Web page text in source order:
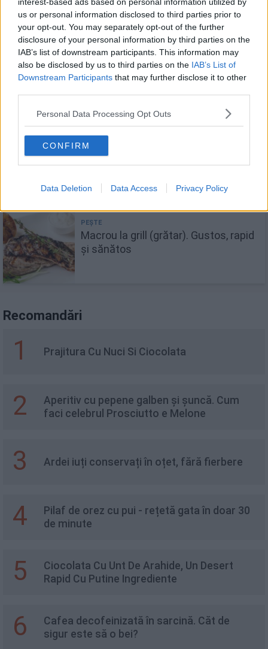
us or personal information disclosed to third parties prior to
your opt-out. You may separately opt-out of the further
disclosure of your personal information by third parties on the
IAB’s list of downstream participants. This information may
also be disclosed by us to third parties on the IAB’s List of
Downstream Participants that may further disclose it to other
Personal Data Processing Opt Outs
CONFIRM
Data Deletion Data Access Privacy Policy
Macrou la grătar cu sos de usturoi
Macrou în folie la cuptor cu garnitură
de legume
Macrou la grill (grătar). Gustos, rapid
și sănătos
Recomandări
1 Prajitura Cu Nuci Si Ciocolata
2
Aperitiv cu pepene galben și șuncă. Cum
faci celebrul Prosciutto e Melone
3 Ardei iuți conservați în oțet, fără fierbere
4
Pilaf de orez cu pui - rețetă gata în doar 30
de minute
5
Ciocolata Cu Unt De Arahide, Un Desert
Rapid Cu Putine Ingrediente
6
Cafea decofeinizată în sarcină. Căt de
sigur este să o bei?